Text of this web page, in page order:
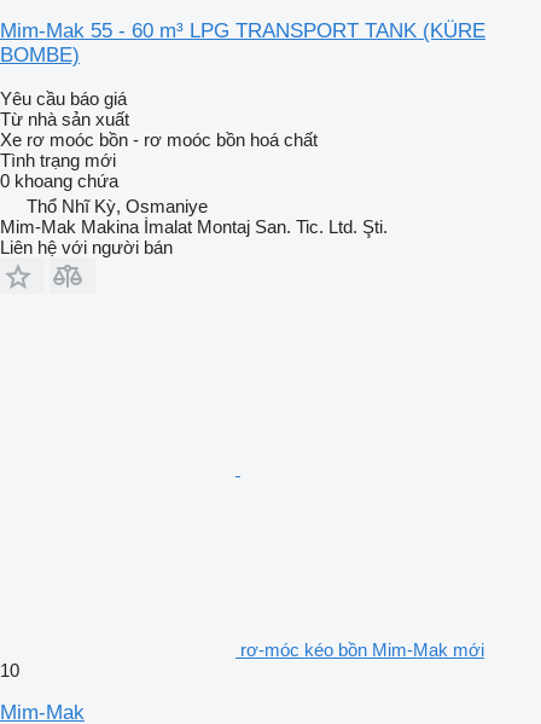
Mim-Mak 55 - 60 m³ LPG TRANSPORT TANK (KÜRE
BOMBE)
Yêu cầu báo giá
Từ nhà sản xuất
Xe rơ moóc bồn - rơ moóc bồn hoá chất
Tình trạng mới
0 khoang chứa
Thổ Nhĩ Kỳ, Osmaniye
Mim-Mak Makina İmalat Montaj San. Tic. Ltd. Şti.
Liên hệ với người bán
rơ-móc kéo bồn Mim-Mak mới
10
Mim-Mak